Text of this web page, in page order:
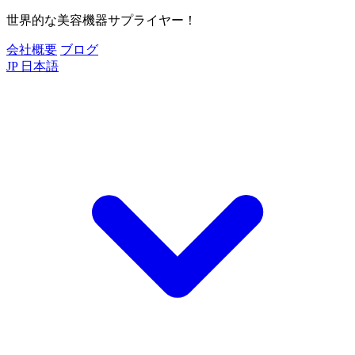
世界的な美容機器サプライヤー！
会社概要 ブログ
JP 日本語